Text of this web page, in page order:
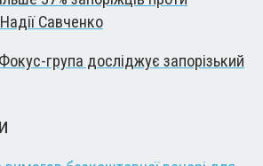
Савченко
Фокус-група досліджує запорізький